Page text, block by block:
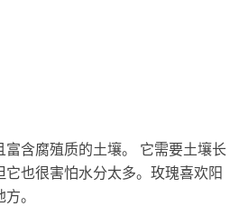
含腐殖质的土壤。 它需要土壤长
也很害怕水分太多。玫瑰喜欢阳
。